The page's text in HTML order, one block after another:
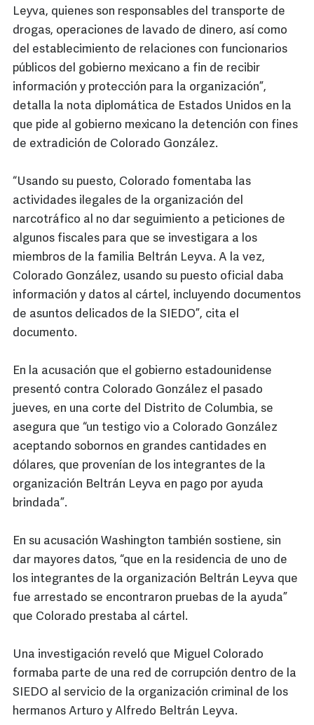
Leyva, quienes son responsables del transporte de
drogas, operaciones de lavado de dinero, así como
del establecimiento de relaciones con funcionarios
públicos del gobierno mexicano a fin de recibir
información y protección para la organización”,
detalla la nota diplomática de Estados Unidos en la
que pide al gobierno mexicano la detención con fines
de extradición de Colorado González.
“Usando su puesto, Colorado fomentaba las
actividades ilegales de la organización del
narcotráfico al no dar seguimiento a peticiones de
algunos fiscales para que se investigara a los
miembros de la familia Beltrán Leyva. A la vez,
Colorado González, usando su puesto oficial daba
información y datos al cártel, incluyendo documentos
de asuntos delicados de la SIEDO”, cita el
documento.
En la acusación que el gobierno estadounidense
presentó contra Colorado González el pasado
jueves, en una corte del Distrito de Columbia, se
asegura que “un testigo vio a Colorado González
aceptando sobornos en grandes cantidades en
dólares, que provenían de los integrantes de la
organización Beltrán Leyva en pago por ayuda
brindada”.
En su acusación Washington también sostiene, sin
dar mayores datos, “que en la residencia de uno de
los integrantes de la organización Beltrán Leyva que
fue arrestado se encontraron pruebas de la ayuda”
que Colorado prestaba al cártel.
Una investigación reveló que Miguel Colorado
formaba parte de una red de corrupción dentro de la
SIEDO al servicio de la organización criminal de los
hermanos Arturo y Alfredo Beltrán Leyva.